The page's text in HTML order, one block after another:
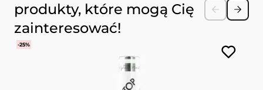
produkty, które mogą Cię
zainteresować!
-25%